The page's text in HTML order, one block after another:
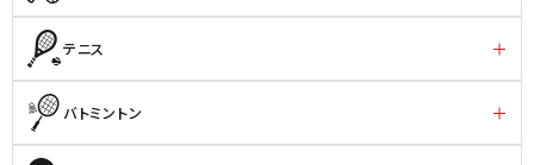
テニス
バトミントン